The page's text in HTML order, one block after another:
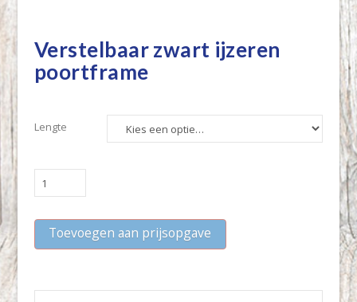
Verstelbaar zwart ijzeren
poortframe
Lengte
Verstelbaar
zwart
poortframe
quantity
Toevoegen aan prijsopgave